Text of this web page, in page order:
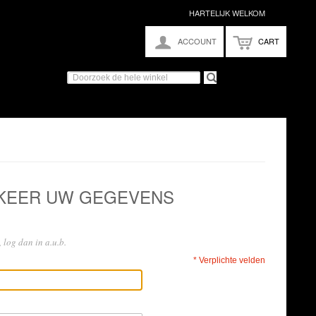
HARTELIJK WELKOM
ACCOUNT CART
UW GEGEVENS
log dan in a.u.b.
* Verplichte velden